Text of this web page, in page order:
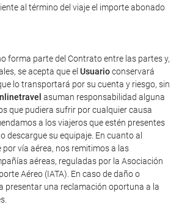
al término del viaje el importe abonado
forma parte del Contrato entre las partes y,
se acepta que el Usuarioconservará
lo transportará por su cuenta y riesgo, sin
asuman responsabilidad alguna
que pudiera sufrir por cualquier causa
a los viajeros que estén presentes
descargue su equipaje. En cuanto al
vía aérea, nos remitimos a las
aéreas, reguladas por la Asociación
Aéreo (IATA). En caso de daño o
presentar una reclamación oportuna a la